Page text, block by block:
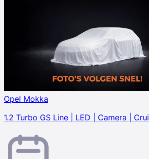
Opel Mokka
1.2 Turbo GS Line | LED | Camera |